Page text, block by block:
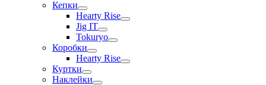
Кепки
Hearty Rise
Jig IT
Tokuryo
Коробки
Hearty Rise
Куртки
Наклейки